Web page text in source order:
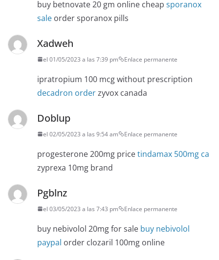
buy betnovate 20 gm online cheap sporanox
sale order sporanox pills
Xadweh
el 01/05/2023 a las 7:39 pm Enlace permanente
ipratropium 100 mcg without prescription
decadron orderzyvox canada
Doblup
el 02/05/2023 a las 9:54 am Enlace permanente
progesterone 200mg pricetindamax 500mg ca
zyprexa 10mg brand
Pgblnz
el 03/05/2023 a las 7:43 pm Enlace permanente
buy nebivolol 20mg for sale buy nebivolol
paypal order clozaril 100mg online